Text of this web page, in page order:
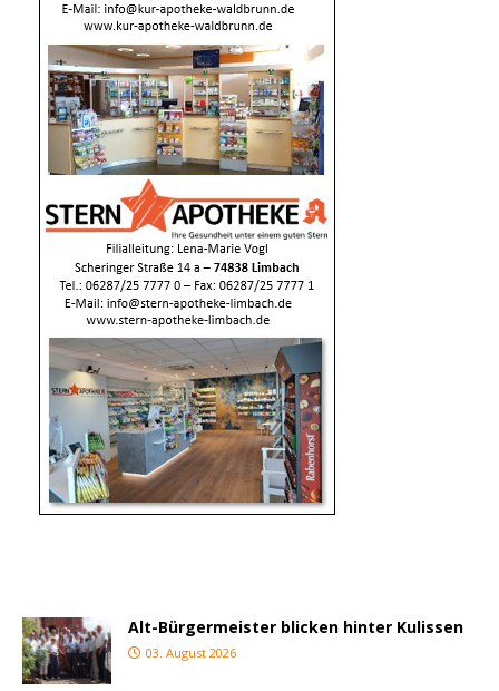
Alt-Bürgermeister blicken hinter Kulissen
03. August 2026